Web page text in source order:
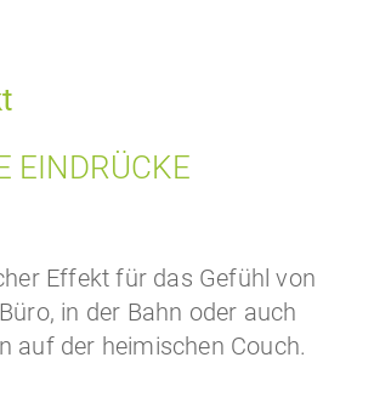
EINDRÜCKE
Effekt für das Gefühl von
in der Bahn oder auch
auf der heimischen Couch.